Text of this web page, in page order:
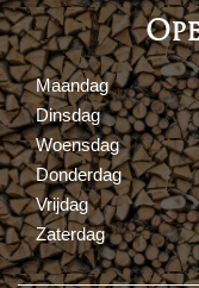
Maandag
Dinsdag
Woensdag
Donderdag
Vrijdag
Zaterdag